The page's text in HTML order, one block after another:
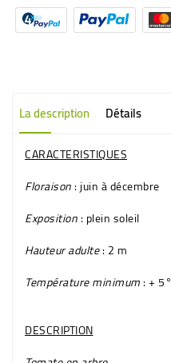
La description Détails
CARACTERISTIQUES
Floraison: juin à décembre
Exposition: plein soleil
Hauteur adulte: 2 m
Température minimum: + 5°
DESCRIPTION